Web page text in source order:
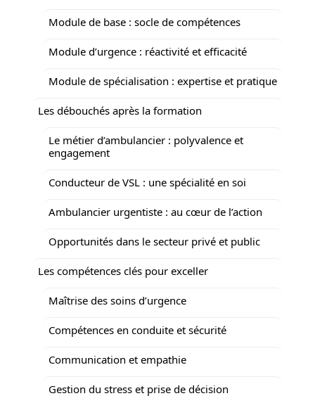
Module de base : socle de compétences
Module d’urgence : réactivité et efficacité
Module de spécialisation : expertise et pratique
Les débouchés après la formation
Le métier d’ambulancier : polyvalence et
engagement
Conducteur de VSL : une spécialité en soi
Ambulancier urgentiste : au cœur de l’action
Opportunités dans le secteur privé et public
Les compétences clés pour exceller
Maîtrise des soins d’urgence
Compétences en conduite et sécurité
Communication et empathie
Gestion du stress et prise de décision